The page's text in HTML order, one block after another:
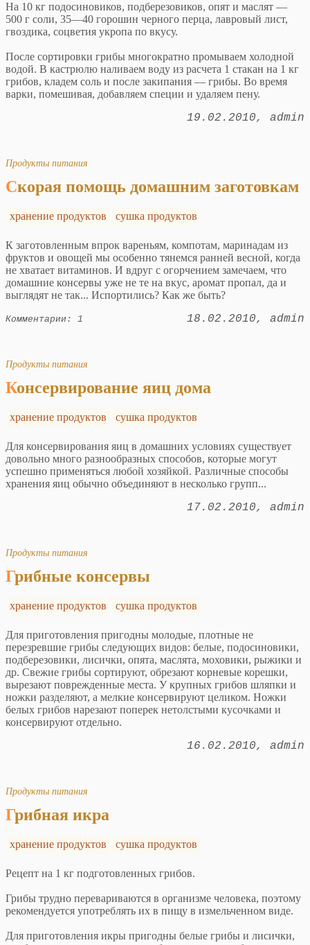
На 10 кг подосиновиков, подберезовиков, опят и маслят —
500 г соли, 35—40 горошин черного перца, лавровый лист,
гвоздика, соцветия укропа по вкусу.
После сортировки грибы многократно промываем холодной
водой. В кастрюлю наливаем воду из расчета 1 стакан на 1 кг
грибов, кладем соль и после закипания — грибы. Во время
варки, помешивая, добавляем специи и удаляем пену.
19.02.2010 admin
Продукты питания
Скорая помощь домашним заготовкам
хранение продуктов сушка продуктов
К заготовленным впрок вареньям, компотам, маринадам из
фруктов и овощей мы особенно тянемся ранней весной, когда
не хватает витаминов. И вдруг с огорчением замечаем, что
домашние консервы уже не те на вкус, аромат пропал, да и
выглядят не так... Испортились? Как же быть?
Комментарии: 1 18.02.2010 admin
Продукты питания
Консервирование яиц дома
хранение продуктов сушка продуктов
Для консервирования яиц в домашних условиях существует
довольно много разнообразных способов, которые могут
успешно применяться любой хозяйкой. Различные способы
хранения яиц обычно объединяют в несколько групп...
17.02.2010 admin
Продукты питания
Грибные консервы
хранение продуктов сушка продуктов
Для приготовления пригодны молодые, плотные не
перезревшие грибы следующих видов: белые, подосиновики,
подберезовики, лисички, опята, маслята, моховики, рыжики и
др. Свежие грибы сортируют, обрезают корневые корешки,
вырезают поврежденные места. У крупных грибов шляпки и
ножки разделяют, а мелкие консервируют целиком. Ножки
белых грибов нарезают поперек нетолстыми кусочками и
консервируют отдельно.
16.02.2010 admin
Продукты питания
Грибная икра
хранение продуктов сушка продуктов
Рецепт на 1 кг подготовленных грибов.
Грибы трудно перевариваются в организме человека, поэтому
рекомендуется употреблять их в пищу в измельченном виде.
Для приготовления икры пригодны белые грибы и лисички,